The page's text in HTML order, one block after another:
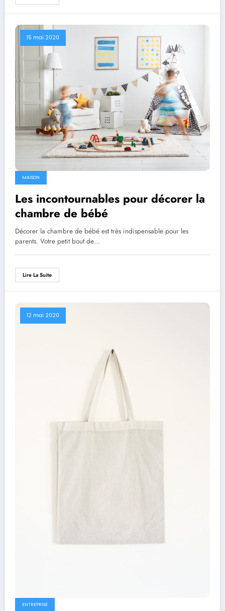
15 mai 2020
MAISON
Les incontournables pour décorer la
chambre de bébé
Décorer la chambre de bébé est très indispensable pour les
parents. Votre petit bout de…
Lire La Suite
12 mai 2020
ENTREPRISE